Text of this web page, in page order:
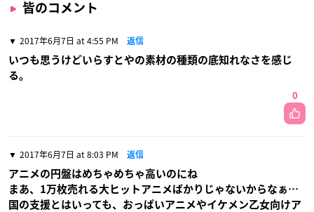
皆のコメント
2017年6月7日 at 4:55 PM 返信
いつも思うけどいらすとやの素材の種類の底知れなさを感じ
る。
0
2017年6月7日 at 8:03 PM 返信
アニメの円盤はめちゃめちゃ高いのにね
まあ、1万枚売れる大ヒットアニメばかりじゃないからなぁ…
国の支援とはいっても、おっぱいアニメやイケメン乙女向けア